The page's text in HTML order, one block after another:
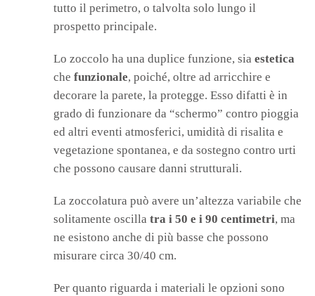
tutto il perimetro, o talvolta solo lungo il
prospetto principale.
Lo zoccolo ha una duplice funzione, sia estetica
che funzionale, poiché, oltre ad arricchire e
decorare la parete, la protegge. Esso difatti è in
grado di funzionare da “schermo” contro pioggia
ed altri eventi atmosferici, umidità di risalita e
vegetazione spontanea, e da sostegno contro urti
che possono causare danni strutturali.
La zoccolatura può avere un’altezza variabile che
solitamente oscilla tra i 50 e i 90 centimetri, ma
ne esistono anche di più basse che possono
misurare circa 30/40 cm.
Per quanto riguarda i materiali le opzioni sono